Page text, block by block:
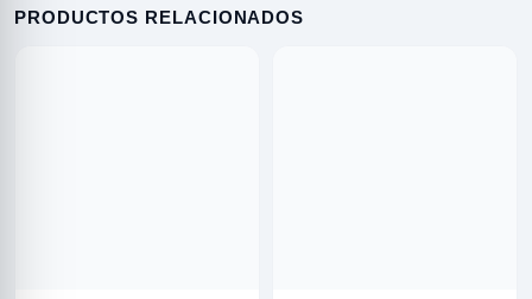
PRODUCTOS RELACIONADOS